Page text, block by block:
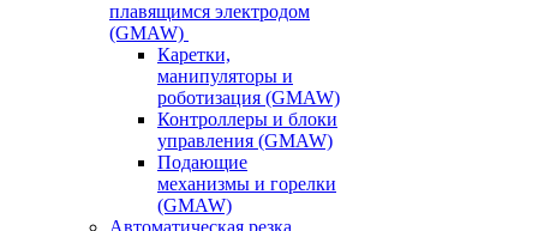
плавящимся электродом
(GMAW)
Каретки,
манипуляторы и
роботизация (GMAW)
Контроллеры и блоки
управления (GMAW)
Подающие
механизмы и горелки
(GMAW)
Автоматическая резка